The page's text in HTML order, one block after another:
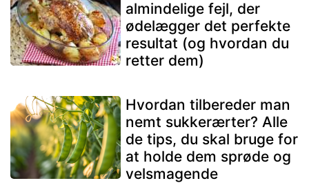
almindelige fejl, der
ødelægger det perfekte
resultat (og hvordan du
retter dem)
Hvordan tilbereder man
nemt sukkerærter? Alle
de tips, du skal bruge for
at holde dem sprøde og
velsmagende